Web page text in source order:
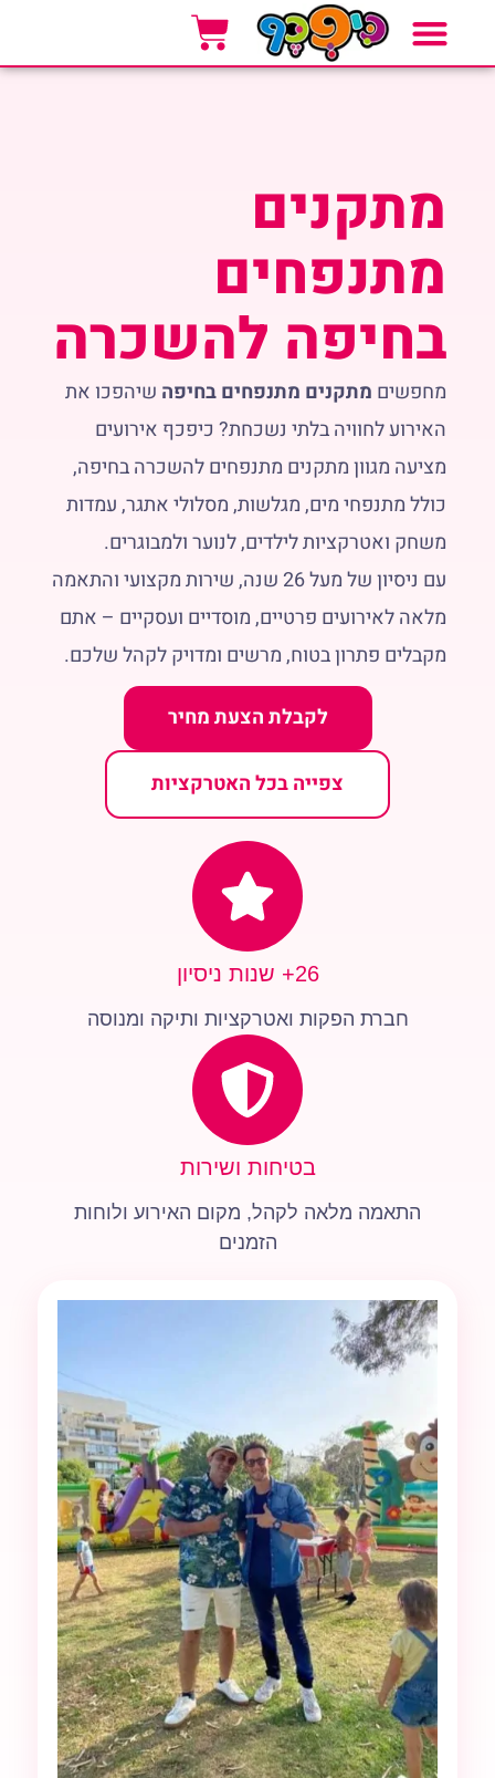
מתקנים
מתנפחים
בחיפה להשכרה
מחפשים מתקנים מתנפחים בחיפה שיהפכו את
האירוע לחוויה בלתי נשכחת? כיפכף אירועים
מציעה מגוון מתקנים מתנפחים להשכרה בחיפה,
כולל מתנפחי מים, מגלשות, מסלולי אתגר, עמדות
משחק ואטרקציות לילדים, לנוער ולמבוגרים.
עם ניסיון של מעל 26 שנה, שירות מקצועי והתאמה
מלאה לאירועים פרטיים, מוסדיים ועסקיים – אתם
מקבלים פתרון בטוח, מרשים ומדויק לקהל שלכם.
לקבלת הצעת מחיר
צפייה בכל האטרקציות
26+ שנות ניסיון
חברת הפקות ואטרקציות ותיקה ומנוסה
בטיחות ושירות
התאמה מלאה לקהל, מקום האירוע ולוחות
הזמנים